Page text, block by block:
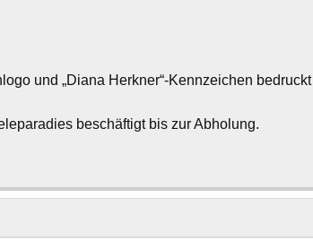
und „Diana Herkner“-Kennzeichen bedruckt
beschäftigt bis zur Abholung.